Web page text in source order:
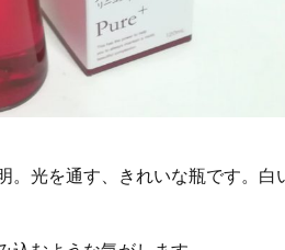
。光を通す、きれいな瓶です。